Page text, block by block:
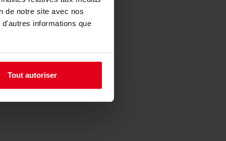
de notre site avec nos
informations que
Tout autoriser